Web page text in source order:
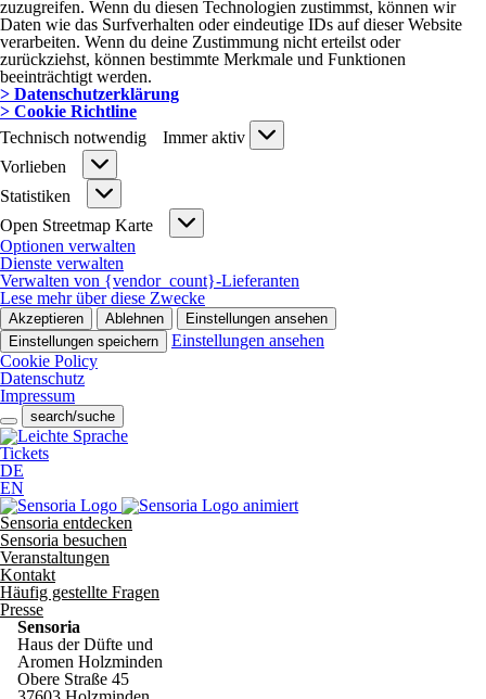
zuzugreifen. Wenn du diesen Technologien zustimmst, können wir
Daten wie das Surfverhalten oder eindeutige IDs auf dieser Website
verarbeiten. Wenn du deine Zustimmung nicht erteilst oder
zurückziehst, können bestimmte Merkmale und Funktionen
beeinträchtigt werden.
> Datenschutzerklärung
> Cookie Richtline
Technisch notwendig
Technisch
notwendig
Immer aktiv
Vorlieben
Vorlieben
Statistiken
Statistiken
Open Streetmap Karte
Open
Streetmap
Optionen verwalten
Dienste verwalten
Verwalten von {vendor_count}-Lieferanten
Lese mehr über diese Zwecke
Akzeptieren Ablehnen
Einstellungen ansehen
Einstellungen speichern
Einstellungen ansehen
Cookie Policy
Datenschutz
Impressum
search/suche
Tickets
DE
EN
Sensoria entdecken
Sensoria besuchen
Veranstaltungen
Kontakt
Häufig gestellte Fragen
Presse
Sensoria
Haus der Düfte und
Aromen Holzminden
Obere Straße 45